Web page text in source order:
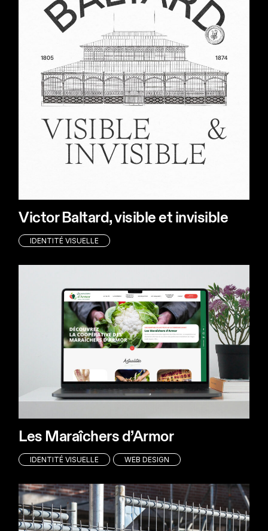
Victor Baltard, visible et invisible
IDENTITÉ VISUELLE
Les Maraîchers d’Armor
IDENTITÉ VISUELLE WEB DESIGN